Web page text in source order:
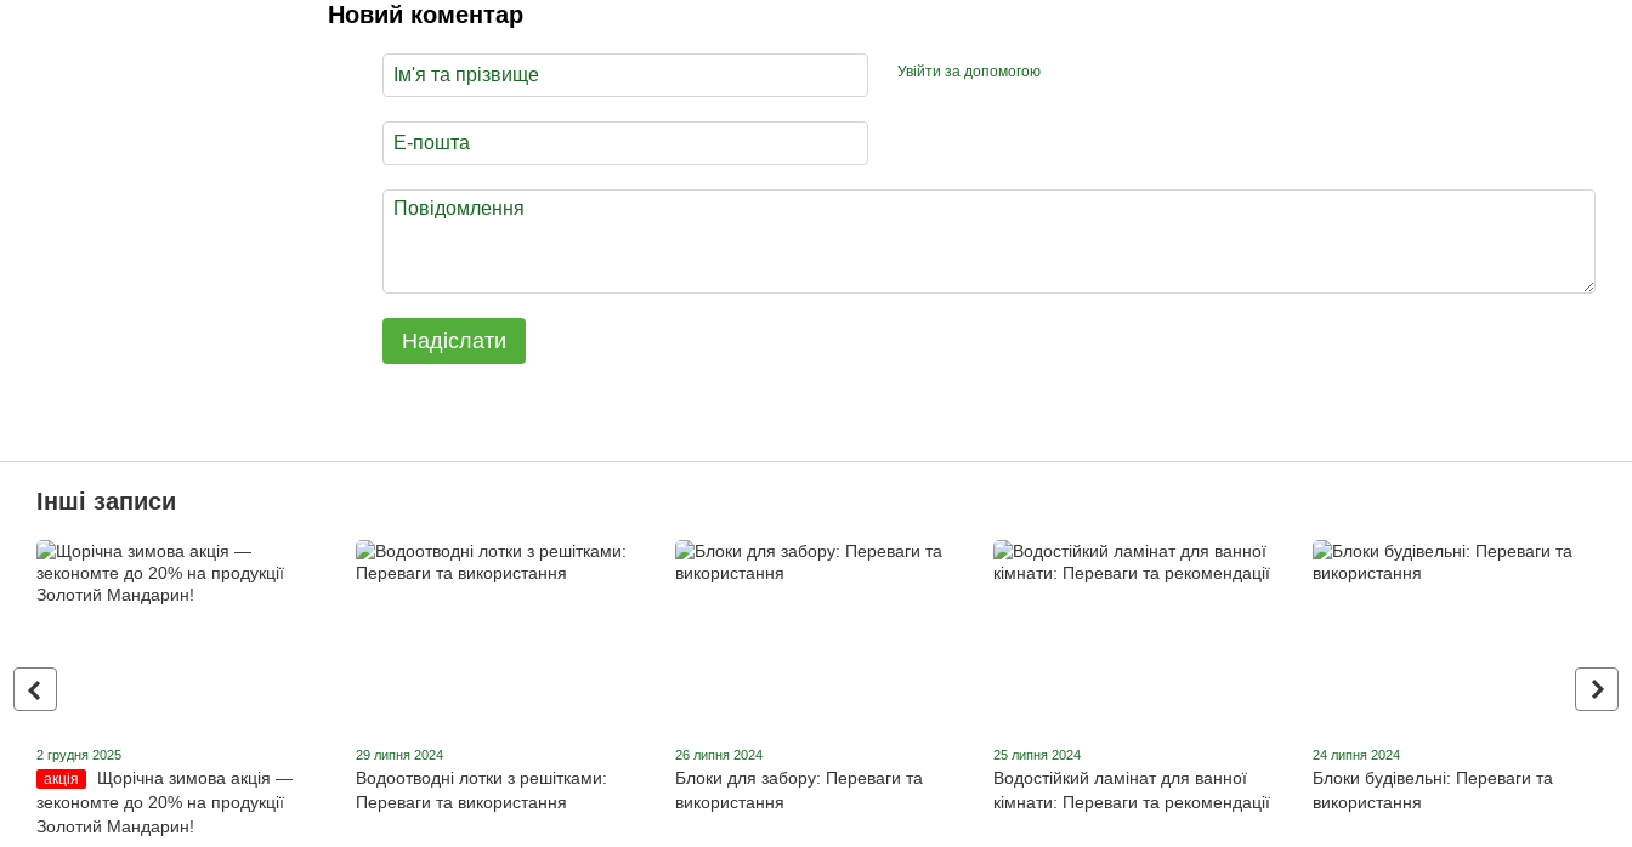
Новий коментар
Увійти за допомогою
Надіслати
Інші записи
2 грудня 2025
акція
Щорічна зимова акція ―
зекономте до 20% на продукції
Золотий Мандарин!
29 липня 2024
Водоотводні лотки з решітками:
Переваги та використання
26 липня 2024
Блоки для забору: Переваги та
використання
25 липня 2024
Водостійкий ламінат для ванної
кімнати: Переваги та рекомендації
24 липня 2024
Блоки будівельні: Переваги та
використання